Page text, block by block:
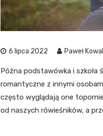
6 lipca 2022 Paweł
Późna podstawówka i szkoła
romantyczne z innymi
często wyglądają one
od naszych rówieśników, a